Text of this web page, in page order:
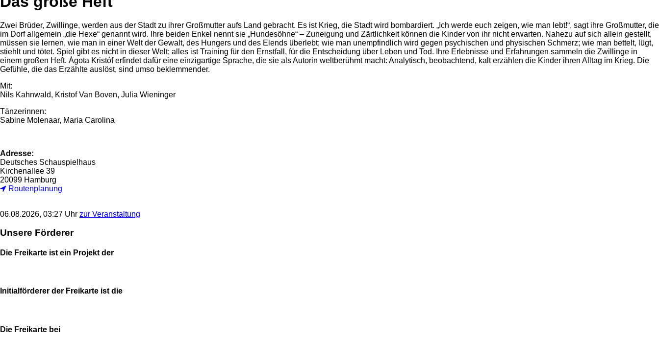
Zwei Brüder, Zwillinge, werden aus der Stadt zu ihrer Großmutter aufs Land gebracht. Es ist Krieg, die Stadt wird bombardiert. „Ich werde euch zeigen, wie man lebt!“, sagt ihre Großmutter, die
im Dorf allgemein „die Hexe“ genannt wird. Ihre beiden Enkel nennt sie „Hundesöhne“ – Zuneigung und Zärtlichkeit können die Kinder von ihr nicht erwarten. Nahezu auf sich allein gestellt,
müssen sie lernen, wie man in einer Welt der Gewalt, des Hungers und des Elends überlebt; wie man unempfindlich wird gegen psychischen und physischen Schmerz; wie man bettelt, lügt,
stiehlt und tötet. Spiel gibt es nicht in dieser Welt; alles ist Training für den Ernstfall, für die Entscheidung über Leben und Tod. Ihre Erlebnisse und Erfahrungen sammeln die Zwillinge in
einem großen Heft. Ágota Kristóf erfindet dafür eine einzigartige Sprache, die sie als Autorin weltberühmt macht: Analytisch, beobachtend, kalt erzählen die Kinder ihren Alltag im Krieg. Die
Gefühle, die das Erzählte auslöst, sind umso beklemmender.
Mit:
Nils Kahnwald, Kristof Van Boven, Julia Wieninger
Tänzerinnen:
Sabine Molenaar, Maria Carolina
Adresse:
Deutsches Schauspielhaus
Kirchenallee 39
20099 Hamburg
Routenplanung
06.08.2026, 03:27 Uhr zur Veranstaltung
Unsere Förderer
Die Freikarte ist ein Projekt der
Initialförderer der Freikarte ist die
Die Freikarte bei